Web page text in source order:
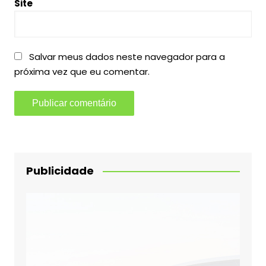
Site
Salvar meus dados neste navegador para a
próxima vez que eu comentar.
Publicidade